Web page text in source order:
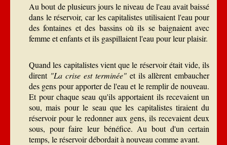
Au bout de plusieurs jours le niveau de l'eau avait baissé
dans le réservoir, car les capitalistes utilisaient l'eau pour
des fontaines et des bassins où ils se baignaient avec
femme et enfants et ils gaspillaient l'eau pour leur plaisir.
Quand les capitalistes vient que le réservoir était vide, ils
dirent "La crise est terminée"et ils allèrent embaucher
des gens pour apporter de l'eau et le remplir de nouveau.
Et pour chaque seau qu'ils apportaient ils recevaient un
sou, mais pour le seau que les capitalistes tiraient du
réservoir pour le redonner aux gens, ils recevaient deux
sous, pour faire leur bénéfice. Au bout d'un certain
temps, le réservoir débordait à nouveau comme avant.